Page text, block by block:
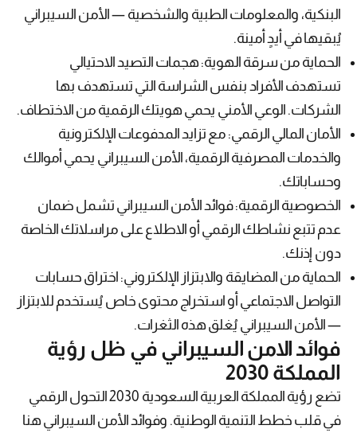
البنكية، والمعلومات الطبية والشخصية — الأمن السيبراني
يُبقيها في أيدٍ أمينة.
الحماية من سرقة الهوية: هجمات التصيد الاحتيالي
تستهدف الأفراد بنفس الشراسة التي تستهدف بها
الشركات. الوعي الأمني يحمي هويتك الرقمية من الاختطاف.
الأمان المالي الرقمي: مع تزايد المدفوعات الإلكترونية
والخدمات المصرفية الرقمية، الأمن السيبراني يحمي أموالك
وحساباتك.
الخصوصية الرقمية: فوائد الأمن السيبراني تشمل ضمان
عدم تتبع نشاطك الرقمي أو الاطلاع على مراسلاتك الخاصة
دون إذنك.
الحماية من المضايقة والابتزاز الإلكتروني: اختراق حسابات
التواصل الاجتماعي أو استخراج محتوى خاص يُستخدم للابتزاز
— الأمن السيبراني يُغلق هذه الثغرات.
فوائد الامن السيبراني في ظل رؤية
المملكة 2030
تضع رؤية المملكة العربية السعودية 2030 التحول الرقمي
في قلب خطط التنمية الوطنية. وفوائد الأمن السيبراني هنا